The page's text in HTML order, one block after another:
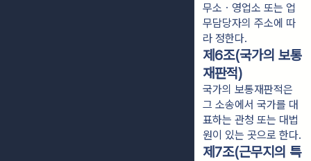
무소ㆍ영업소 또는 업
무담당자의 주소에 따
라 정한다.
제6조(국가의 보통
재판적)
국가의 보통재판적은
그 소송에서 국가를 대
표하는 관청 또는 대법
원이 있는 곳으로 한다.
제7조(근무지의 특